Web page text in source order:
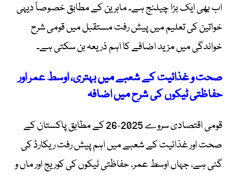
اب بھی ایک بڑا چیلنج ہے۔ ماہرین کے مطابق خصوصاً دیہی
خواتین کی تعلیم میں پیش رفت مستقبل میں قومی شرح
خواندگی میں مزید اضافے کا اہم ذریعہ بن سکتی ہے۔
صحت و غذائیت کے شعبے میں بہتری، اوسط عمر اور
حفاظتی ٹیکوں کی شرح میں اضافہ
قومی اقتصادی سروے 2025-26 کے مطابق پاکستان کے
صحت اور غذائیت کے شعبے میں اہم پیش رفت ریکارڈ کی
گئی ہے، جہاں اوسط عمر، حفاظتی ٹیکوں کی کوریج اور ماں و